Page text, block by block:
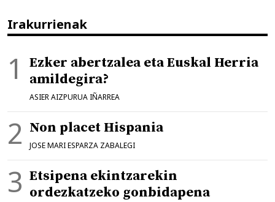
Irakurrienak
Ezker abertzalea eta Euskal Herria
amildegira?
ASIER AIZPURUA IÑARREA
Non placet Hispania
JOSE MARI ESPARZA ZABALEGI
Etsipena ekintzarekin
ordezkatzeko gonbidapena